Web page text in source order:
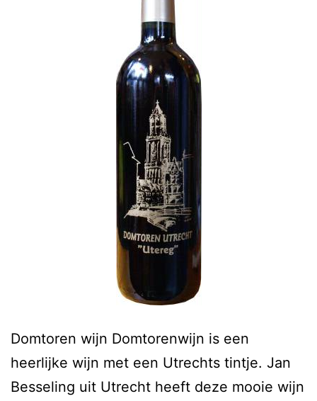
Domtoren wijn Domtorenwijn is een
heerlijke wijn met een Utrechts tintje. Jan
Besseling uit Utrecht heeft deze mooie wijn